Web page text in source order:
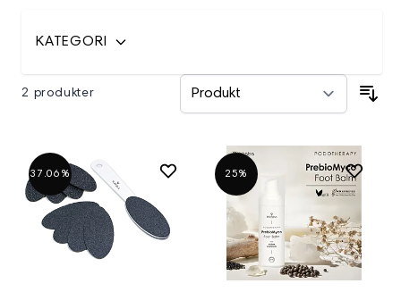
KATEGORI
2 produkter
37.06% 25%